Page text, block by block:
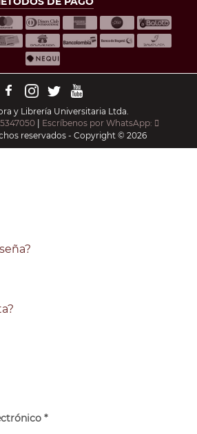
y Librería Universitaria Ltda.
| Escríbenos por WhatsApp:
reservados - Copyright © 2026
*